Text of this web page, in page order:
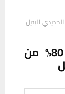
بالصور: طرق ذي قار تنجز 80% من